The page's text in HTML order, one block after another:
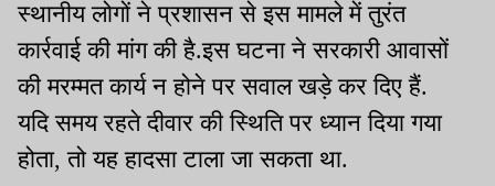
स्थानीय लोगों ने प्रशासन से इस मामले में तुरंत
कार्रवाई की मांग की है.इस घटना ने सरकारी आवासों
की मरम्मत कार्य न होने पर सवाल खड़े कर दिए हैं.
यदि समय रहते दीवार की स्थिति पर ध्यान दिया गया
होता, तो यह हादसा टाला जा सकता था.